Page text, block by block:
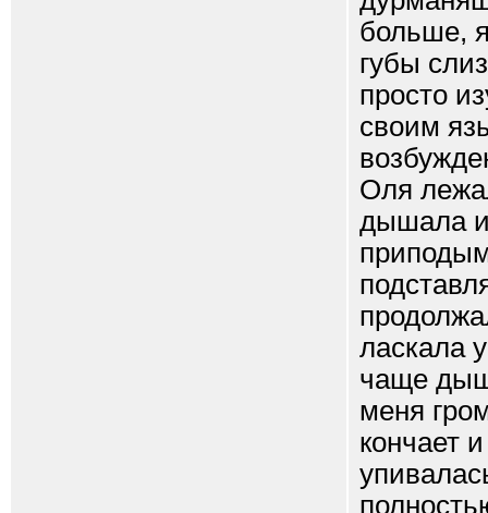
больше,
губы
просто
своим
Оля
дышала и
ласкала
чаще
меня
кончает